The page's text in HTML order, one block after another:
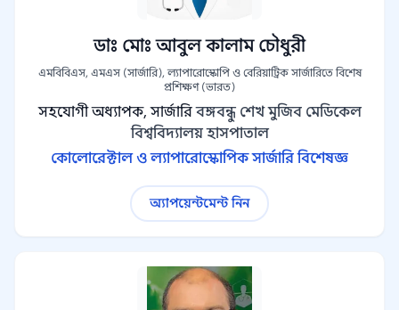
ডাঃ মোঃ আবুল কালাম চৌধুরী
এমবিবিএস, এমএস (সার্জারি), ল্যাপারোস্কোপি ও বেরিয়াট্রিক সার্জারিতে বিশেষ
প্রশিক্ষণ (ভারত)
সহযোগী অধ্যাপক, সার্জারি বঙ্গবন্ধু শেখ মুজিব মেডিকেল
বিশ্ববিদ্যালয় হাসপাতাল
কোলোরেক্টাল ও ল্যাপারোস্কোপিক সার্জারি বিশেষজ্ঞ
অ্যাপয়েন্টমেন্ট নিন